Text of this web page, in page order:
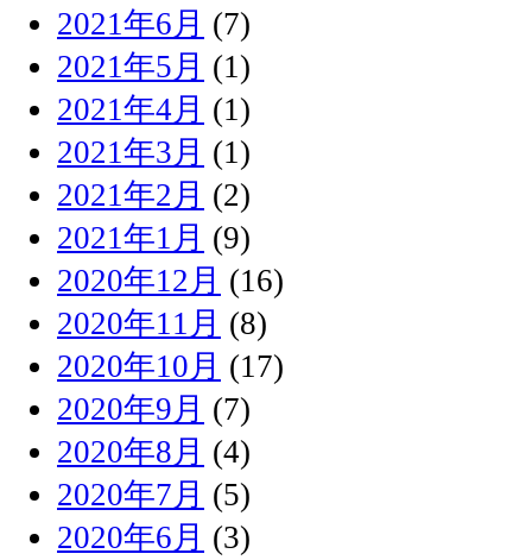
2021年6月 (7)
2021年5月 (1)
2021年4月 (1)
2021年3月 (1)
2021年2月 (2)
2021年1月 (9)
2020年12月 (16)
2020年11月 (8)
2020年10月 (17)
2020年9月 (7)
2020年8月 (4)
2020年7月 (5)
2020年6月 (3)